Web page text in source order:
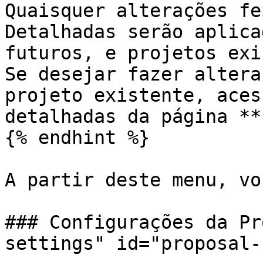
Quaisquer alterações
Detalhadas serão
futuros, e projetos
Se desejar fazer
projeto existente,
detalhadas da página
{% endhint %}
A partir deste menu,
### Configurações da
settings"